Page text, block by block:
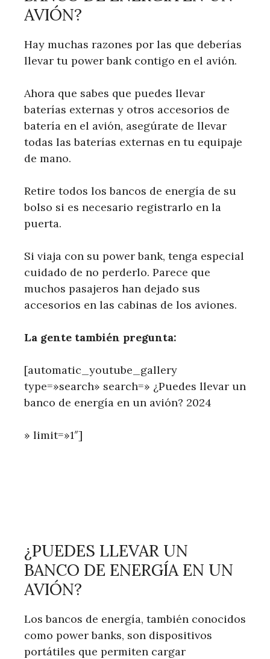
AVIÓN?
Hay muchas razones por las que deberías
llevar tu power bank contigo en el avión.
Ahora que sabes que puedes llevar
baterías externas y otros accesorios de
batería en el avión, asegúrate de llevar
todas las baterías externas en tu equipaje
de mano.
Retire todos los bancos de energía de su
bolso si es necesario registrarlo en la
puerta.
Si viaja con su power bank, tenga especial
cuidado de no perderlo. Parece que
muchos pasajeros han dejado sus
accesorios en las cabinas de los aviones.
La gente también pregunta:
[automatic_youtube_gallery
type=»search» search=» ¿Puedes llevar un
banco de energía en un avión? 2024
» limit=»1″]
¿PUEDES LLEVAR UN
BANCO DE ENERGÍA EN UN
AVIÓN?
Los bancos de energía, también conocidos
como power banks, son dispositivos
portátiles que permiten cargar